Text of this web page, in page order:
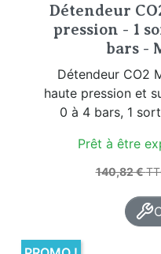
Détendeur
pression - 1
bars -
Détendeur CO2
haute pression et
0 à 4 bars, 1
Prêt à être
Prix de
140,82 €